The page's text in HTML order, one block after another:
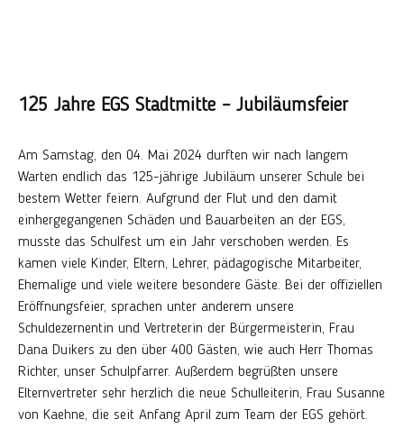
125 Jahre EGS Stadtmitte – Jubiläumsfeier
Am Samstag, den 04. Mai 2024 durften wir nach langem
Warten endlich das 125-jährige Jubiläum unserer Schule bei
bestem Wetter feiern. Aufgrund der Flut und den damit
einhergegangenen Schäden und Bauarbeiten an der EGS,
musste das Schulfest um ein Jahr verschoben werden. Es
kamen viele Kinder, Eltern, Lehrer, pädagogische Mitarbeiter,
Ehemalige und viele weitere besondere Gäste. Bei der offiziellen
Eröffnungsfeier, sprachen unter anderem unsere
Schuldezernentin und Vertreterin der Bürgermeisterin, Frau
Dana Duikers zu den über 400 Gästen, wie auch Herr Thomas
Richter, unser Schulpfarrer. Außerdem begrüßten unsere
Elternvertreter sehr herzlich die neue Schulleiterin, Frau Susanne
von Kaehne, die seit Anfang April zum Team der EGS gehört.